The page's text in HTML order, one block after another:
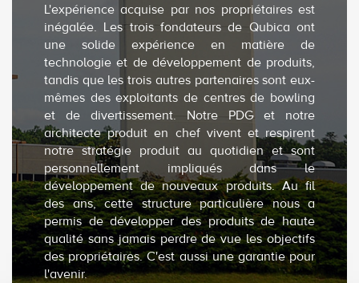
L'expérience acquise par nos propriétaires est
inégalée. Les trois fondateurs de Qubica ont
une solide expérience en matière de
technologie et de développement de produits,
tandis que les trois autres partenaires sont eux-
mêmes des exploitants de centres de bowling
et de divertissement. Notre PDG et notre
architecte produit en chef vivent et respirent
notre stratégie produit au quotidien et sont
personnellement impliqués dans le
développement de nouveaux produits. Au fil
des ans, cette structure particulière nous a
permis de développer des produits de haute
qualité sans jamais perdre de vue les objectifs
des propriétaires. C'est aussi une garantie pour
l'avenir.